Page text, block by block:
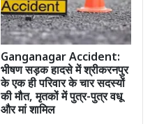
Ganganagar Accident:
भीषण सड़क हादसे में श्रीकरनपुर
के एक ही परिवार के चार सदस्यों
की मौत, मृतकों में पुत्र-पुत्र वधू
और मां शामिल